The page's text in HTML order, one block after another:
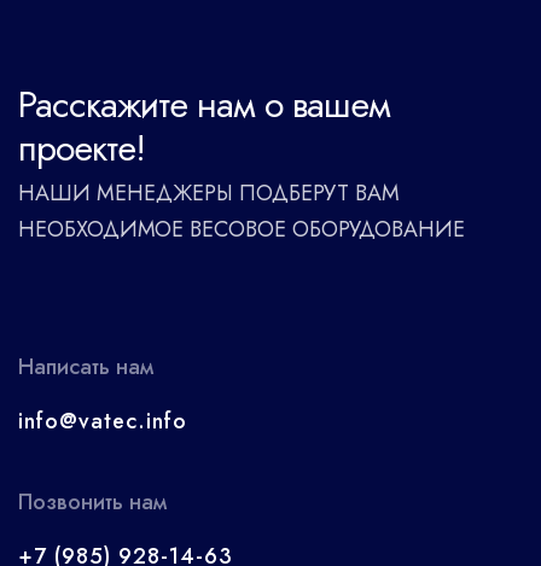
Расскажите нам о вашем
проекте!
НАШИ МЕНЕДЖЕРЫ ПОДБЕРУТ ВАМ
НЕОБХОДИМОЕ ВЕСОВОЕ ОБОРУДОВАНИЕ
Написать нам
info@vatec.info
Позвонить нам
+7 (985) 928-14-63